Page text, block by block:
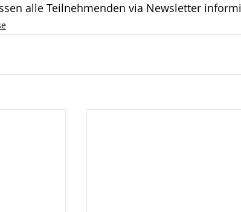
alle Teilnehmenden via Newsletter